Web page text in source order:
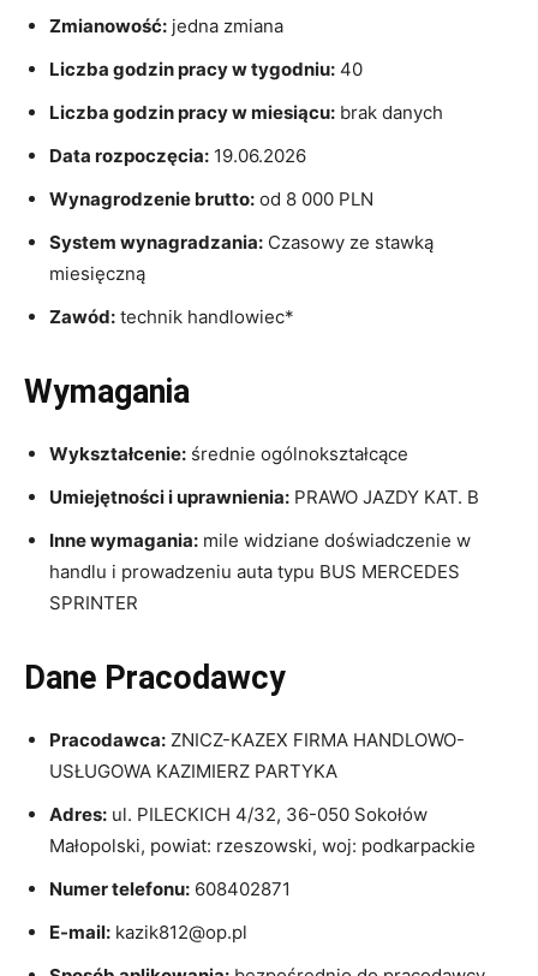
Zmianowość: jedna zmiana
Liczba godzin pracy w tygodniu: 40
Liczba godzin pracy w miesiącu: brak danych
Data rozpoczęcia: 19.06.2026
Wynagrodzenie brutto: od 8 000 PLN
System wynagradzania: Czasowy ze stawką
miesięczną
Zawód: technik handlowiec*
Wymagania
Wykształcenie: średnie ogólnokształcące
Umiejętności i uprawnienia: PRAWO JAZDY KAT. B
Inne wymagania: mile widziane doświadczenie w
handlu i prowadzeniu auta typu BUS MERCEDES
SPRINTER
Dane Pracodawcy
Pracodawca: ZNICZ-KAZEX FIRMA HANDLOWO-
USŁUGOWA KAZIMIERZ PARTYKA
Adres: ul. PILECKICH 4/32, 36-050 Sokołów
Małopolski, powiat: rzeszowski, woj: podkarpackie
Numer telefonu: 608402871
E-mail: kazik812@op.pl